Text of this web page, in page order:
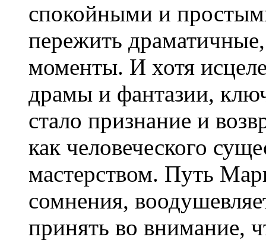
спокойными и
пережить
моменты. И хотя
драмы и фантазии,
стало признание и
как человеческого
мастерством. Путь
сомнения,
принять во внимание,